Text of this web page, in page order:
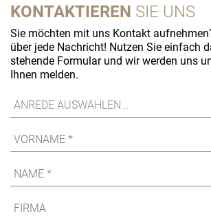
KONTAKTIEREN SIE UNS
Sie möchten mit uns Kontakt
über jede Nachricht! Nutzen Sie einfach
stehende Formular und wir werden uns
Ihnen melden.